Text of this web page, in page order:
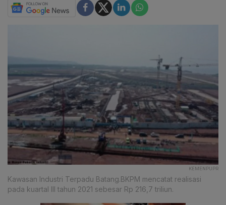
KEMENPUPR
Kawasan Industri Terpadu Batang.BKPM mencatat realisasi
pada kuartal III tahun 2021 sebesar Rp 216,7 triliun.